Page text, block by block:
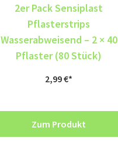
2er Pack Sensiplast
Pflasterstrips
Wasserabweisend – 2 × 40
Pflaster (80 Stück)
2,99€
Zum Produkt